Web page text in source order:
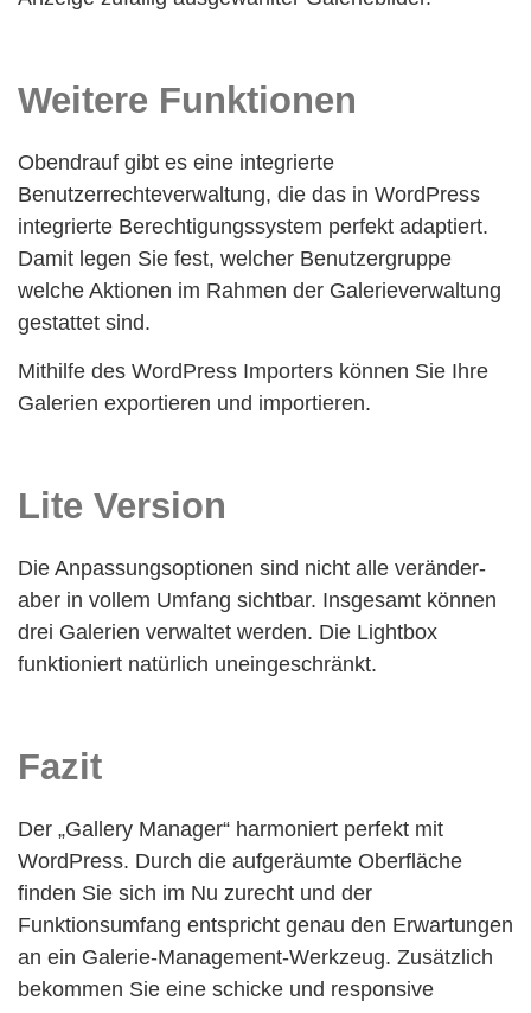
Weitere Funktionen
Obendrauf gibt es eine integrierte
Benutzerrechteverwaltung, die das in WordPress
integrierte Berechtigungssystem perfekt adaptiert.
Damit legen Sie fest, welcher Benutzergruppe
welche Aktionen im Rahmen der Galerieverwaltung
gestattet sind.
Mithilfe des WordPress Importers können Sie Ihre
Galerien exportieren und importieren.
Lite Version
Die Anpassungsoptionen sind nicht alle veränder-
aber in vollem Umfang sichtbar. Insgesamt können
drei Galerien verwaltet werden. Die Lightbox
funktioniert natürlich uneingeschränkt.
Fazit
Der „Gallery Manager“ harmoniert perfekt mit
WordPress. Durch die aufgeräumte Oberfläche
finden Sie sich im Nu zurecht und der
Funktionsumfang entspricht genau den Erwartungen
an ein Galerie-Management-Werkzeug. Zusätzlich
bekommen Sie eine schicke und responsive